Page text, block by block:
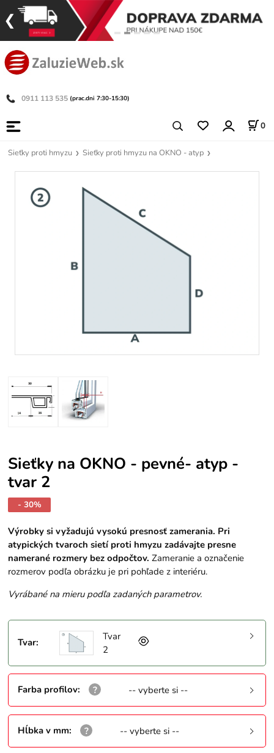
0911 113 535 (prac.dni 7:30-15:30)
0
Sieťky proti hmyzu Sieťky proti hmyzu na OKNO - atyp
Sieťky na OKNO - pevné- atyp -
tvar 2
- 30%
Výrobky si vyžadujú vysokú presnosť zamerania. Pri
atypických tvaroch sietí proti hmyzu zadávajte presne
namerané rozmery bez odpočtov.Zameranie a označenie
rozmerov podľa obrázku je pri pohľade z interiéru.
Vyrábané na mieru podľa zadaných parametrov.
Tvar:
Tvar
2
Farba profilov: -- vyberte si --
Hĺbka v mm: -- vyberte si --